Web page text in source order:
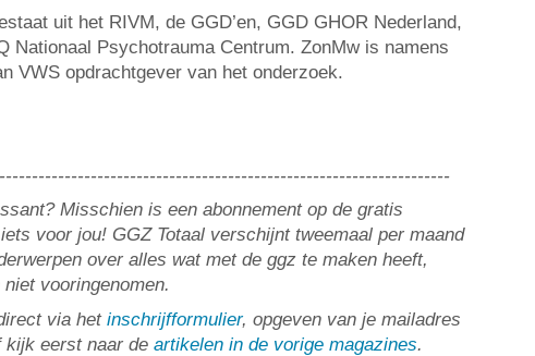
uit het RIVM, de GGD’en, GGD GHOR Nederland,
Nationaal Psychotrauma Centrum. ZonMw is namens
VWS opdrachtgever van het onderzoek.
Misschien is een abonnement op de gratis
voor jou! GGZ Totaal verschijnt tweemaal per maand
over alles wat met de ggz te maken heeft,
vooringenomen.
via het inschrijfformulier, opgeven van je mailadres
kijk eerst naar de artikelen in de vorige magazines.